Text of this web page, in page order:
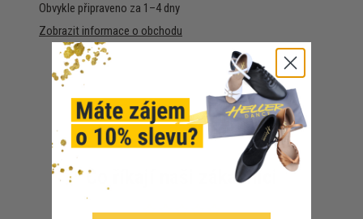
Obvykle připraveno za 1–4 dny
Zobrazit informace o obchodu
Co říkají naši zákazníci